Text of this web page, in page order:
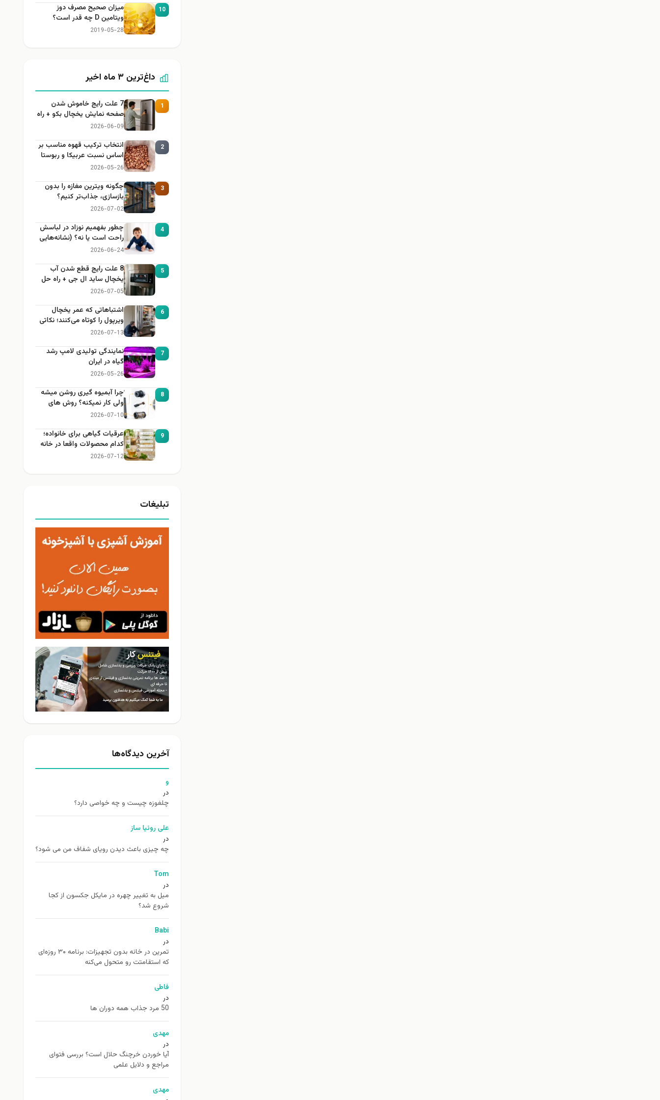
10
میزان صحیح مصرف دوز
ویتامین D چه قدر است؟
2019-05-28
داغ‌ترین ۳ ماه اخیر
1
7 علت رایج خاموش شدن
صفحه نمایش یخچال بکو + راه
حل
2026-06-09
2
انتخاب ترکیب قهوه مناسب بر
اساس نسبت عربیکا و ربوستا
2026-05-26
3
چگونه ویترین مغازه را بدون
بازسازی، جذاب‌تر کنیم؟
2026-07-02
4
چطور بفهمیم نوزاد در لباسش
راحت است یا نه؟ (نشانه‌هایی
که هر مادر باید بداند)
2026-06-24
5
8 علت رایج قطع شدن آب
یخچال ساید ال جی + راه حل
2026-07-05
6
اشتباهاتی که عمر یخچال
ویرپول را کوتاه می‌کنند؛ نکاتی
که باید بدانید
2026-07-13
7
نمایندگی تولیدی لامپ رشد
گیاه در ایران
2026-05-26
8
چرا آبمیوه گیری روشن میشه
ولی کار نمیکنه؟ روش های
عیب یابی
2026-07-10
9
عرقیات گیاهی برای خانواده؛
کدام محصولات واقعا در خانه
کاربرد دارند؟
2026-07-12
تبلیغات
آخرین دیدگاه‌ها
و
در
چلغوزه چیست و چه خواصی دارد؟
علی روئیا ساز
در
چه چیزی باعث دیدن رویای شفاف من می شود؟
Tom
در
ميل به تغيير چهره در مایکل جکسون از كجا
شروع شد؟
Babi
در
تمرین در خانه بدون تجهیزات: برنامه ۳۰ روزه‌ای
که استقامتت رو متحول می‌کنه
فاطی
در
50 مرد جذاب همه دوران ها
مهدی
در
آیا خوردن خرچنگ حلال است؟ بررسی فتوای
مراجع و دلایل علمی
مهدی